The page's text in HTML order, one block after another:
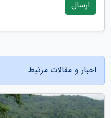
ارسال
اخبار و مقالات مرتبط